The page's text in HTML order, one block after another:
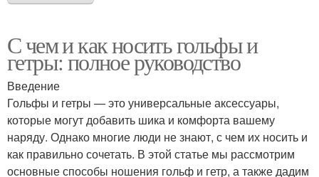
С чем и как носить гольфы и
гетры: полное руководство
Введение
Гольфы и гетры — это универсальные аксессуары,
которые могут добавить шика и комфорта вашему
наряду. Однако многие люди не знают, с чем их носить и
как правильно сочетать. В этой статье мы рассмотрим
основные способы ношения гольф и гетр, а также дадим